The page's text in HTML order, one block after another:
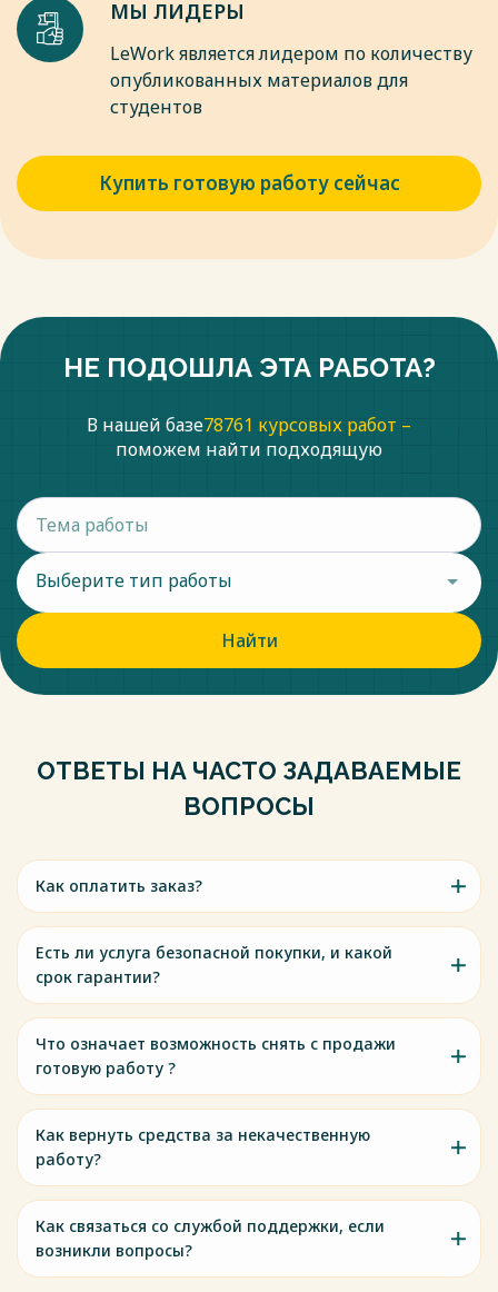
МЫ ЛИДЕРЫ
LeWork является лидером по количеству
опубликованных материалов для
студентов
Купить готовую работу сейчас
НЕ ПОДОШЛА ЭТА РАБОТА?
В нашей базе78761 курсовых работ –
поможем найти подходящую
Выберите тип работы
Найти
ОТВЕТЫ НА ЧАСТО ЗАДАВАЕМЫЕ
ВОПРОСЫ
Как оплатить заказ?
Есть ли услуга безопасной покупки, и какой
срок гарантии?
Что означает возможность снять с продажи
готовую работу ?
Как вернуть средства за некачественную
работу?
Как связаться со службой поддержки, если
возникли вопросы?